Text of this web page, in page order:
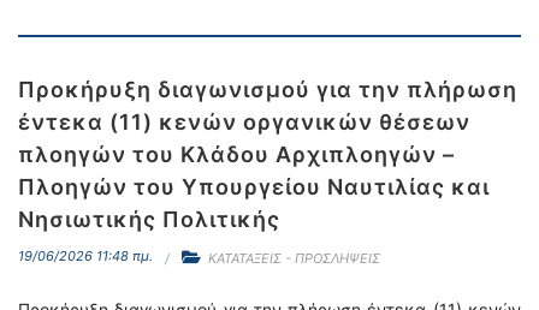
Προκήρυξη διαγωνισμού για την πλήρωση
έντεκα (11) κενών οργανικών θέσεων
πλοηγών του Κλάδου Αρχιπλοηγών –
Πλοηγών του Υπουργείου Ναυτιλίας και
Νησιωτικής Πολιτικής
19/06/2026 11:48 πμ. ΚΑΤΑΤΑΞΕΙΣ - ΠΡΟΣΛΗΨΕΙΣ